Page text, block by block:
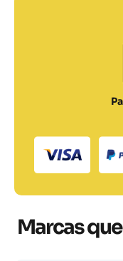
Marcas